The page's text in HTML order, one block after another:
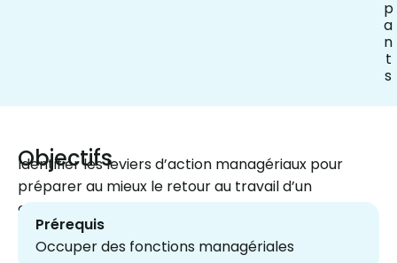
p
a
n
t
s
Objectifs
Identifier les leviers d’action managériaux pour
préparer au mieux le retour au travail d’un
collaborateur longtemps absent.
Prérequis
Occuper des fonctions managériales